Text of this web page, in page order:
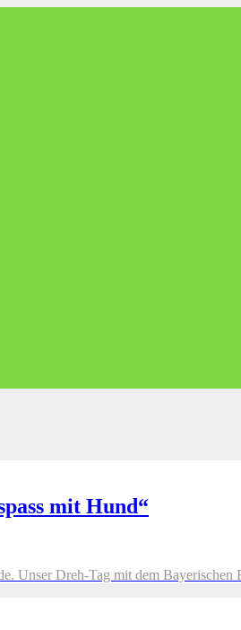
mit Hund“
Unser Dreh-Tag mit dem